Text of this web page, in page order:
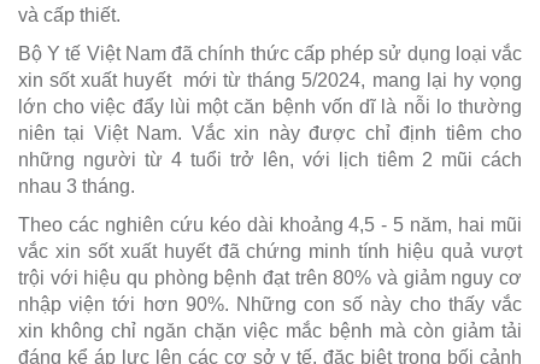
và cấp thiết.
Bộ Y tế Việt Nam đã chính thức cấp phép sử dụng loại vắc
xin sốt xuất huyết mới từ tháng 5/2024, mang lại hy vọng
lớn cho việc đẩy lùi một căn bệnh vốn dĩ là nỗi lo thường
niên tại Việt Nam. Vắc xin này được chỉ định tiêm cho
những người từ 4 tuổi trở lên, với lịch tiêm 2 mũi cách
nhau 3 tháng.
Theo các nghiên cứu kéo dài khoảng 4,5 - 5 năm, hai mũi
vắc xin sốt xuất huyết đã chứng minh tính hiệu quả vượt
trội với hiệu qu phòng bệnh đạt trên 80% và giảm nguy cơ
nhập viện tới hơn 90%. Những con số này cho thấy vắc
xin không chỉ ngăn chặn việc mắc bệnh mà còn giảm tải
đáng kể áp lực lên các cơ sở y tế, đặc biệt trong bối cảnh